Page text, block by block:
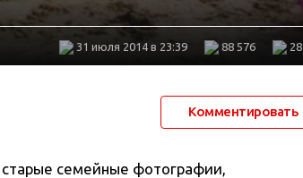
28
88 576
31 июля 2014 в 23:39
Комментировать
семейные фотографии,